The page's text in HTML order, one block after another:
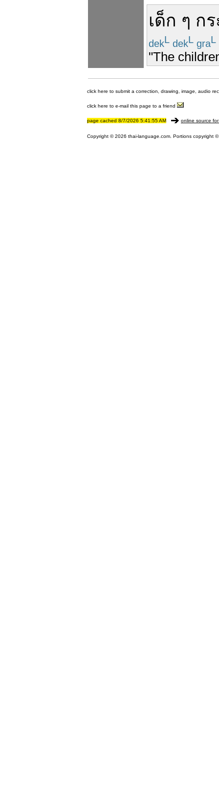
เด็ก ๆ ก
dekL dekL graL
"The
click here to submit a correction, drawing, image, audio
click here to e-mail this page to a friend
page cached 8/7/2026 5:41:55 AM online source
Copyright © 2026 thai-language.com. Portions copyright